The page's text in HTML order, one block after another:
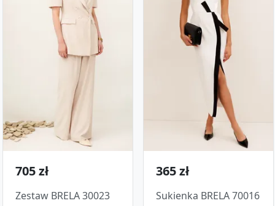
705 zł
Zestaw BRELA 30023
365 zł
Sukienka BRELA 70016